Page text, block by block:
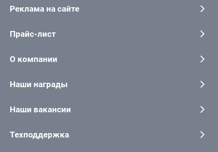
Реклама на сайте
Прайс-лист
О компании
Наши награды
Наши вакансии
Техподдержка